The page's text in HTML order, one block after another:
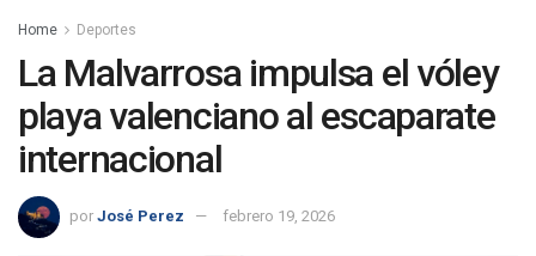
Home Deportes
La Malvarrosa impulsa el vóley
playa valenciano al escaparate
internacional
por José Perez febrero 19, 2026